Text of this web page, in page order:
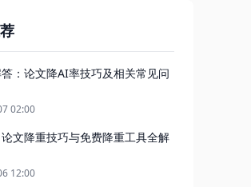
：论文降AI率技巧及相关常见问
02:00
文降重技巧与免费降重工具全解
12:00